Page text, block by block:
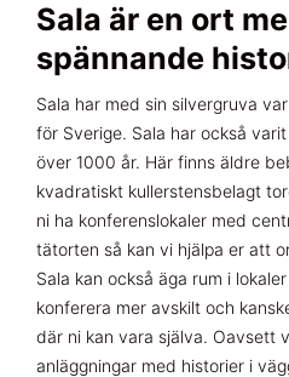
Sala är en ort
spännande
Sala har med sin silvergruva
för Sverige. Sala har också
över 1000 år. Här finns äldre
kvadratiskt kullerstensbelagt
ni ha konferenslokaler med
tätorten så kan vi hjälpa er att
Sala kan också äga rum i
konferera mer avskilt och
där ni kan vara själva. Oavsett
anläggningar med historier i